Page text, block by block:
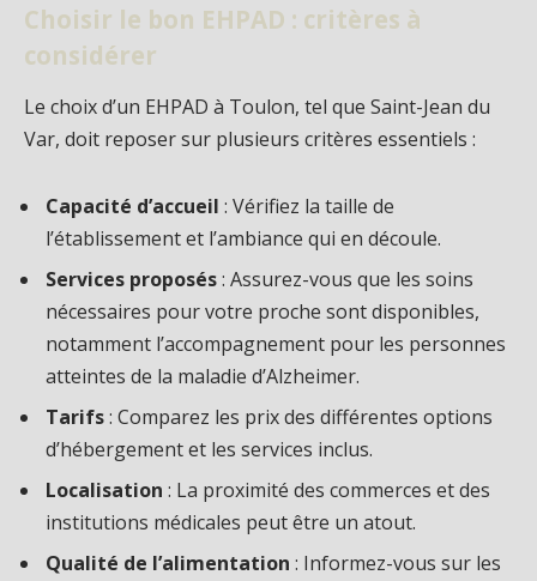
Choisir le bon EHPAD : critères à
considérer
Le choix d’un EHPAD à Toulon, tel que Saint-Jean du
Var, doit reposer sur plusieurs critères essentiels :
Capacité d’accueil : Vérifiez la taille de
l’établissement et l’ambiance qui en découle.
Services proposés: Assurez-vous que les soins
nécessaires pour votre proche sont disponibles,
notamment l’accompagnement pour les personnes
atteintes de la maladie d’Alzheimer.
Tarifs: Comparez les prix des différentes options
d’hébergement et les services inclus.
Localisation : La proximité des commerces et des
institutions médicales peut être un atout.
Qualité de l’alimentation : Informez-vous sur les